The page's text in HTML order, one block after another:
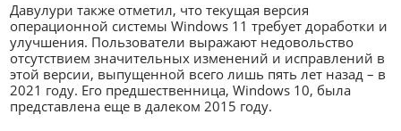
Давулури также отметил, что текущая версия
операционной системы Windows 11 требует доработки и
улучшения. Пользователи выражают недовольство
отсутствием значительных изменений и исправлений в
этой версии, выпущенной всего лишь пять лет назад – в
2021 году. Его предшественница, Windows 10, была
представлена еще в далеком 2015 году.